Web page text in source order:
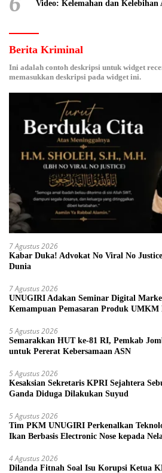
Video: Kelemahan dan Kelebihan
Berita Kriminal
Ini adalah contoh deskripsi untuk widget
memasukkan deskripsi pada widget ini.
7 Agustus 2026
Kabar Duka! Advokat No Viral No
Dunia
7 Agustus 2026
UNUGIRI Adakan Seminar Digital
Kemampuan Pemasaran Produk UMKM
5 Agustus 2026
Semarakkan HUT ke-81 RI, Pemkab
untuk Pererat Kebersamaan ASN
5 Agustus 2026
Kesaksian Sekretaris KPRI Sejahtera
Ganda Diduga Dilakukan Suyud
5 Agustus 2026
Tim PKM UNUGIRI Perkenalkan
Ikan Berbasis Electronic Nose kepada
4 Agustus 2026
Dilanda Fitnah Soal Isu Korupsi Ketua